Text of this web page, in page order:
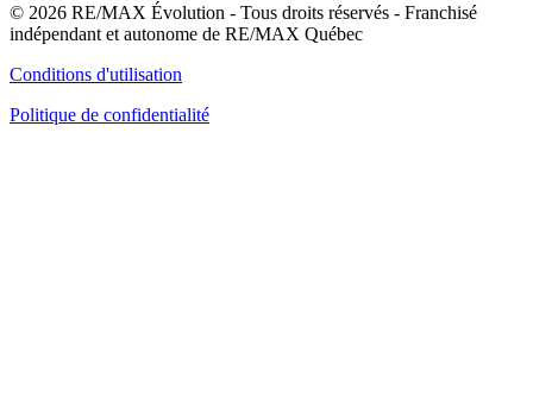
© 2026 RE/MAX Évolution - Tous droits réservés - Franchisé
indépendant et autonome de RE/MAX Québec
Conditions d'utilisation
Politique de confidentialité